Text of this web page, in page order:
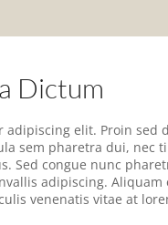
Dictum
elit. Proin
sem pharetra dui, nec
Sed congue nunc
adipiscing.
venenatis vitae at